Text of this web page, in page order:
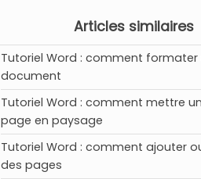
Articles similaires
Tutoriel Word : comment formater
document
Tutoriel Word : comment mettre
page en paysage
Tutoriel Word : comment ajouter
des pages